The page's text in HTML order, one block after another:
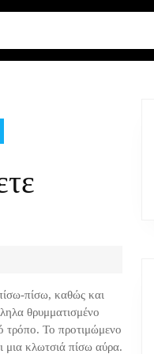
πίσω, καθώς και
θρυμματισμένο
τρόπο. Το προτιμώμενο
μια κλωτσιά πίσω αύρα.